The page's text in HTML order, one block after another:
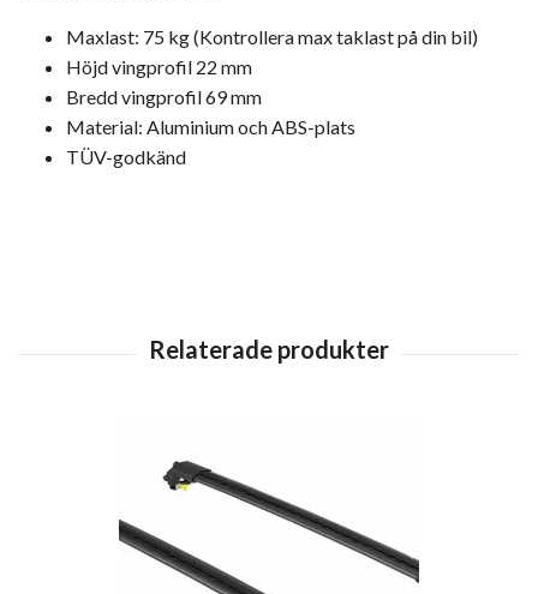
Maxlast: 75 kg (Kontrollera max taklast på din bil)
Höjd vingprofil 22 mm
Bredd vingprofil 69 mm
Material: Aluminium och ABS-plats
TÜV-godkänd